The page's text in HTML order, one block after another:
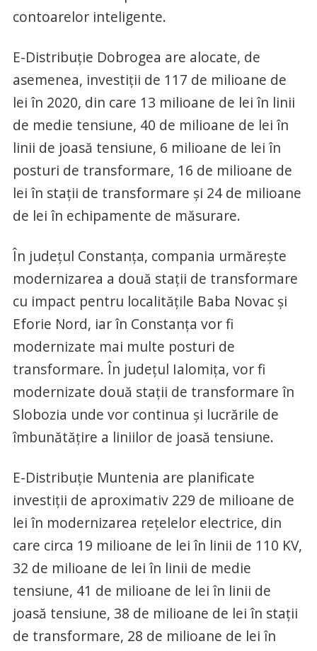
contoarelor inteligente.
E-Distribuție Dobrogea are alocate, de
asemenea, investiții de 117 de milioane de
lei în 2020, din care 13 milioane de lei în linii
de medie tensiune, 40 de milioane de lei în
linii de joasă tensiune, 6 milioane de lei în
posturi de transformare, 16 de milioane de
lei în stații de transformare și 24 de milioane
de lei în echipamente de măsurare.
În județul Constanța, compania urmărește
modernizarea a două stații de transformare
cu impact pentru localitățile Baba Novac și
Eforie Nord, iar în Constanța vor fi
modernizate mai multe posturi de
transformare. În județul Ialomița, vor fi
modernizate două stații de transformare în
Slobozia unde vor continua și lucrările de
îmbunătățire a liniilor de joasă tensiune.
E-Distribuție Muntenia are planificate
investiții de aproximativ 229 de milioane de
lei în modernizarea rețelelor electrice, din
care circa 19 milioane de lei în linii de 110 KV,
32 de milioane de lei în linii de medie
tensiune, 41 de milioane de lei în linii de
joasă tensiune, 38 de milioane de lei în stații
de transformare, 28 de milioane de lei în